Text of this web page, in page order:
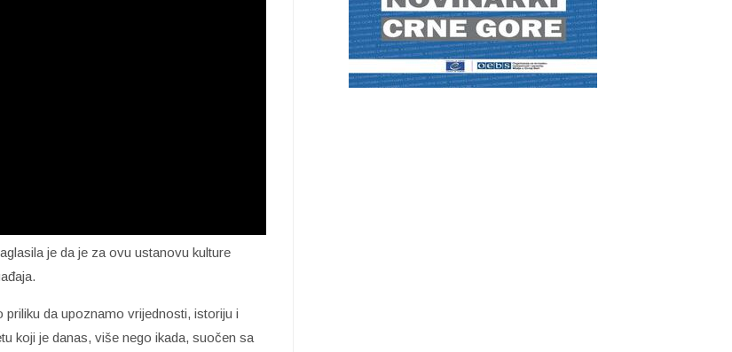
je da je za ovu ustanovu kulture
da upoznamo vrijednosti, istoriju i
koji je danas, više nego ikada, suočen sa